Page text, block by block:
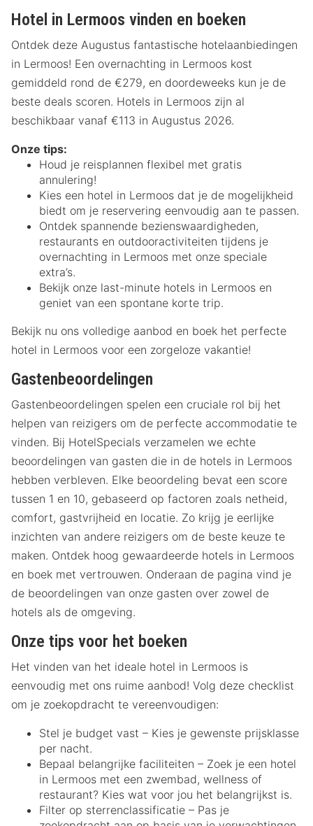
Hotel in Lermoos vinden en boeken
Ontdek deze Augustus fantastische hotelaanbiedingen
in Lermoos! Een overnachting in Lermoos kost
gemiddeld rond de €279, en doordeweeks kun je de
beste deals scoren. Hotels in Lermoos zijn al
beschikbaar vanaf €113 in Augustus 2026.
Onze tips:
Houd je reisplannen flexibel met gratis
annulering!
Kies een hotel in Lermoos dat je de mogelijkheid
biedt om je reservering eenvoudig aan te passen.
Ontdek spannende bezienswaardigheden,
restaurants en outdooractiviteiten tijdens je
overnachting in Lermoos met onze speciale
extra’s.
Bekijk onze last-minute hotels in Lermoos en
geniet van een spontane korte trip.
Bekijk nu ons volledige aanbod en boek het perfecte
hotel in Lermoos voor een zorgeloze vakantie!
Gastenbeoordelingen
Gastenbeoordelingen spelen een cruciale rol bij het
helpen van reizigers om de perfecte accommodatie te
vinden. Bij HotelSpecials verzamelen we echte
beoordelingen van gasten die in de hotels in Lermoos
hebben verbleven. Elke beoordeling bevat een score
tussen 1 en 10, gebaseerd op factoren zoals netheid,
comfort, gastvrijheid en locatie. Zo krijg je eerlijke
inzichten van andere reizigers om de beste keuze te
maken. Ontdek hoog gewaardeerde hotels in Lermoos
en boek met vertrouwen. Onderaan de pagina vind je
de beoordelingen van onze gasten over zowel de
hotels als de omgeving.
Onze tips voor het boeken
Het vinden van het ideale hotel in Lermoos is
eenvoudig met ons ruime aanbod! Volg deze checklist
om je zoekopdracht te vereenvoudigen:
Stel je budget vast – Kies je gewenste prijsklasse
per nacht.
Bepaal belangrijke faciliteiten – Zoek je een hotel
in Lermoos met een zwembad, wellness of
restaurant? Kies wat voor jou het belangrijkst is.
Filter op sterrenclassificatie – Pas je